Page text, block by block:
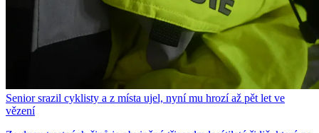
Senior srazil cyklisty a z místa ujel, nyní mu hrozí až pět let ve
vězení